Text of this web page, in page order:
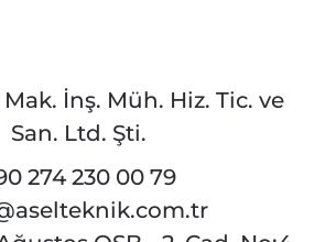
İnş. Müh. Hiz. Tic. ve
San. Ltd. Şti.
274 230 00 79